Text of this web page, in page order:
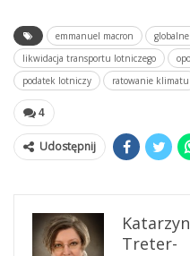
emmanuel macron
likwidacja transportu lotniczego
podatek lotniczy
ratowanie klimatu
4
Udostępnij
Treter-